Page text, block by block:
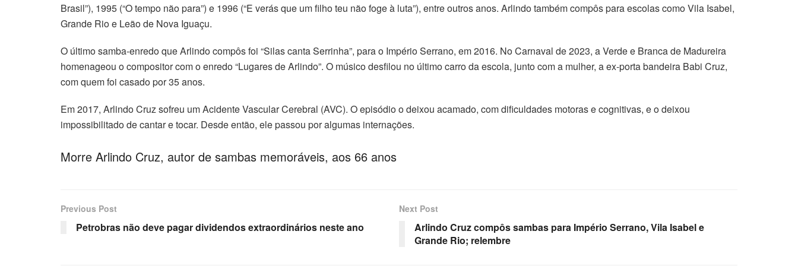
Brasil”), 1995 (“O tempo não para”) e 1996 (“E verás que um filho teu não foge à luta”), entre outros anos. Arlindo também compôs para escolas como Vila Isabel,
Grande Rio e Leão de Nova Iguaçu.
O último samba-enredo que Arlindo compôs foi “Silas canta Serrinha”, para o Império Serrano, em 2016. No Carnaval de 2023, a Verde e Branca de Madureira
homenageou o compositor com o enredo “Lugares de Arlindo”. O músico desfilou no último carro da escola, junto com a mulher, a ex-porta bandeira Babi Cruz,
com quem foi casado por 35 anos.
Em 2017, Arlindo Cruz sofreu um Acidente Vascular Cerebral (AVC). O episódio o deixou acamado, com dificuldades motoras e cognitivas, e o deixou
impossibilitado de cantar e tocar. Desde então, ele passou por algumas internações.
Morre Arlindo Cruz, autor de sambas memoráveis, aos 66 anos
Previous Post
Petrobras não deve pagar dividendos extraordinários neste ano
Next Post
Arlindo Cruz compôs sambas para Império Serrano, Vila Isabel e
Grande Rio; relembre